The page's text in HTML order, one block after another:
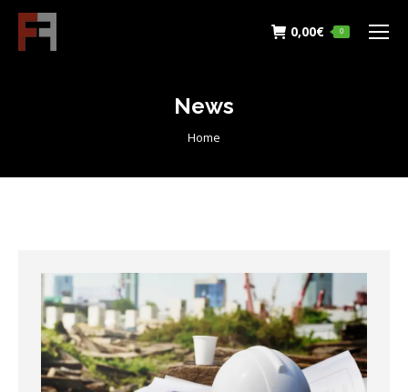
0,00€ 0
News
You are here:
Home